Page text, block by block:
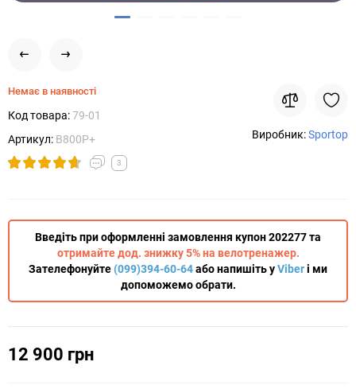
Немає в наявності
Код товара:79-01
Артикул: B800P+
3
Виробник:Sportop
Введіть при оформленні замовлення купон 202277 та
отримайте дод. знижку 5% на велотренажер.
Зателефонуйте(099)394-60-64або напишіть уViberі ми
допоможемо обрати.
12 900 грн